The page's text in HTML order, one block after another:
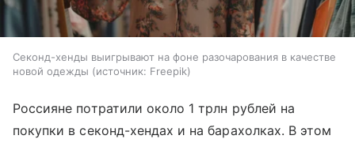
Секонд-хенды выигрывают на фоне разочарования в качестве
новой одежды
источник: Freepik
Россияне потратили около 1 трлн рублей на
покупки в секонд-хендах и на барахолках. В этом